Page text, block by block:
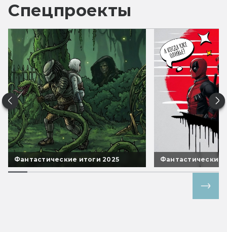
Спецпроекты
Фантастические итоги 2025 Фантастические